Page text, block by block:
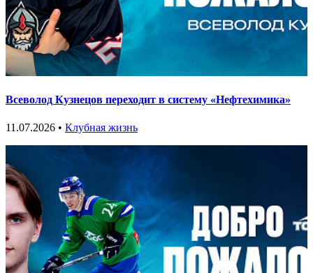
Всеволод Кузнецов переходит в систему «Нефтехимика»
11.07.2026 • Клубная жизнь